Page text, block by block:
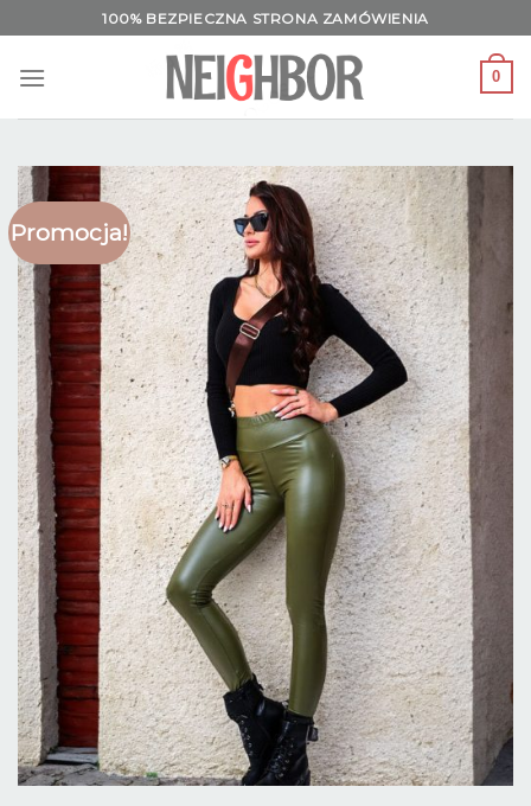
to
content
100% BEZPIECZNA STRONA ZAMÓWIENIA
0
Promocja!